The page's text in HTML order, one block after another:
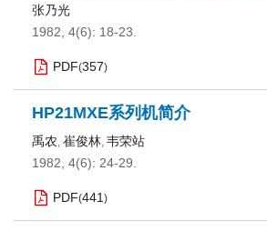
张乃光
1982, 4(6): 18-23.
PDF(357)
HP21MXE系列机简介
禹农, 崔俊林, 韦荣站
1982, 4(6): 24-29.
PDF(441 )